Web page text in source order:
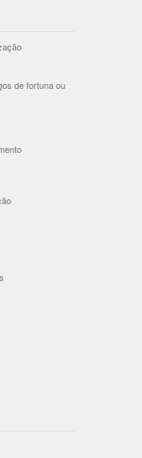
de fortuna ou